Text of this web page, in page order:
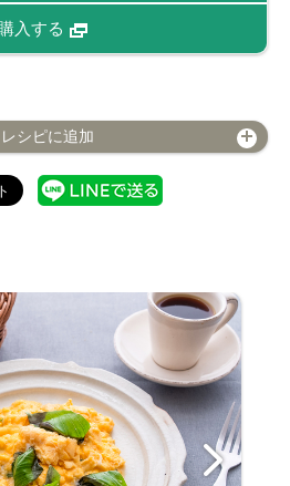
購入する
シピに追加